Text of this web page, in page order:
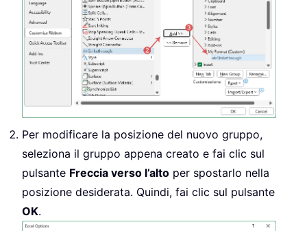
Per modificare la posizione del nuovo gruppo,
seleziona il gruppo appena creato e fai clic sul
pulsante Freccia verso l’alto per spostarlo nella
posizione desiderata. Quindi, fai clic sul pulsante
OK.